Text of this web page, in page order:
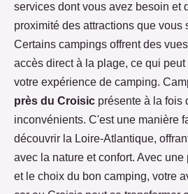
services dont vous avez besoin et
proximité des attractions que vous
Certains campings offrent des
accès direct à la plage, ce qui
votre expérience de camping.
près du Croisic présente à la fois
inconvénients. C'est une manière
découvrir la Loire-Atlantique,
avec la nature et confort. Avec
et le choix du bon camping, votre